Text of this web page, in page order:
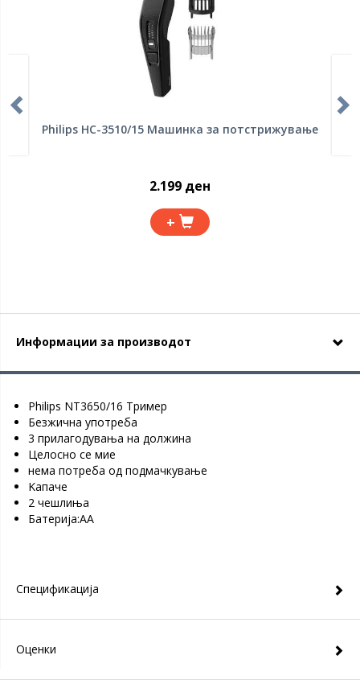
Philips HC-3510/15 Машинка за потстрижување
2.199 ден
+
Информации за производот
Philips NT3650/16 Тример
Безжична употреба
3 прилагодувања на должина
Целосно се мие
нема потреба од подмачкување
Kапаче
2 чешлиња
Батерија:AA
Спецификација
Оценки